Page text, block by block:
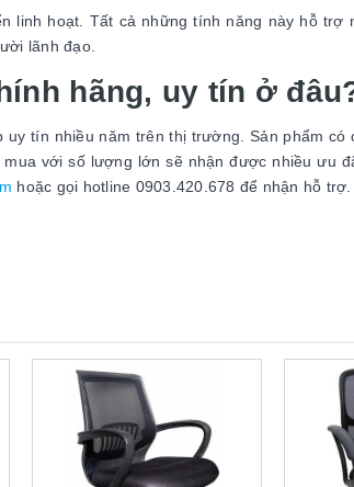
linh hoạt. Tất cả những tính năng này hỗ trợ
lãnh đạo.
hãng, uy tín ở
tín nhiều năm trên thị trường. Sản phẩm có
với số lượng lớn sẽ nhận được nhiều ưu
hoặc gọi hotline 0903.420.678 để nhận hỗ trợ.